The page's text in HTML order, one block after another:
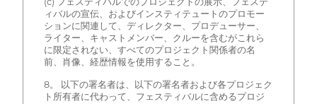
ィバルの宣伝、およびインスティテュートのプロモー
ションに関連して、ディレクター、プロデューサー、
ライター、キャストメンバー、クルーを含むがこれら
に限定されない、すべてのプロジェクト関係者の名
前、肖像、経歴情報を使用すること。
8。 以下の署名者は、以下の署名者および各プロジェク
ト所有者に代わって、フェスティバルに含めるプロジ